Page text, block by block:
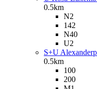
0.5km
N2
142
N40
U2
S+U
0.5km
100
200